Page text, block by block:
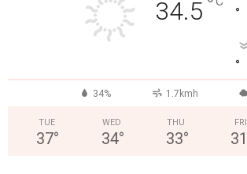
34.5 °
°
34% 1.7kmh
TUE
37°
WED
34°
THU
33°
FRI
31